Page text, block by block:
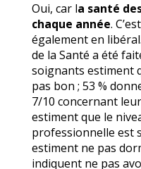
Oui, car la santé
chaque année.
également en
de la Santé a été
soignants estiment
pas bon ; 53 %
7/10 concernant
estiment que le
professionnelle est
estiment ne pas
indiquent ne pas